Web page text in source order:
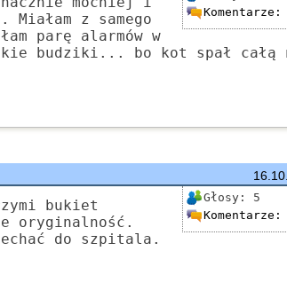
Komentarze:
z samego
parę alarmów w
budziki... bo kot spał całą
Głosy: 5
Komentarze:
bukiet
oryginalność.
do szpitala.